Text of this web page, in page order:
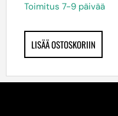
Toimitus 7-9 päivää
LISÄÄ OSTOSKORIIN